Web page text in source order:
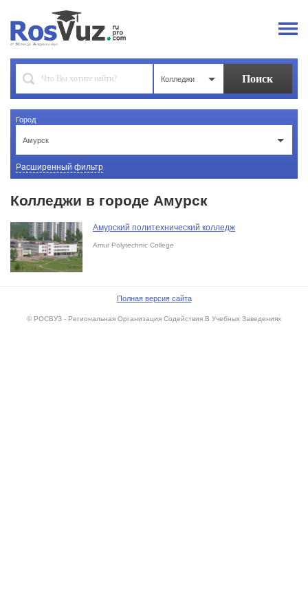
Колледжи
Город
Амурск
Расширенный фильтр
Колледжи в городе Амурск
Амурский политехнический колледж
Amur Polytechnic College
Полная версия сайта
© РОСВУЗ - Региональная Организация Содействия В Учебных Заведениях